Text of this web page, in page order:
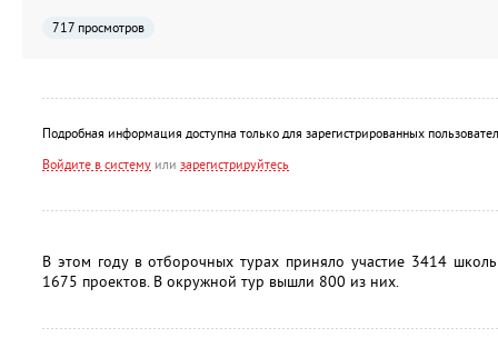
717 просмотров
Подробная информация доступна только для зарегистрированных
Войдите в систему или зарегистрируйтесь
В этом году в отборочных турах приняло участие 3414
1675 проектов. В окружной тур вышли 800 из них.